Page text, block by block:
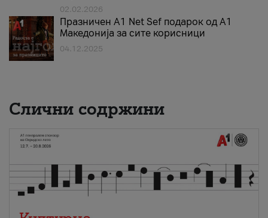
02.02.2026
Празничен A1 Net Sеf подарок од А1
Македонија за сите корисници
04.12.2025
Слични содржини